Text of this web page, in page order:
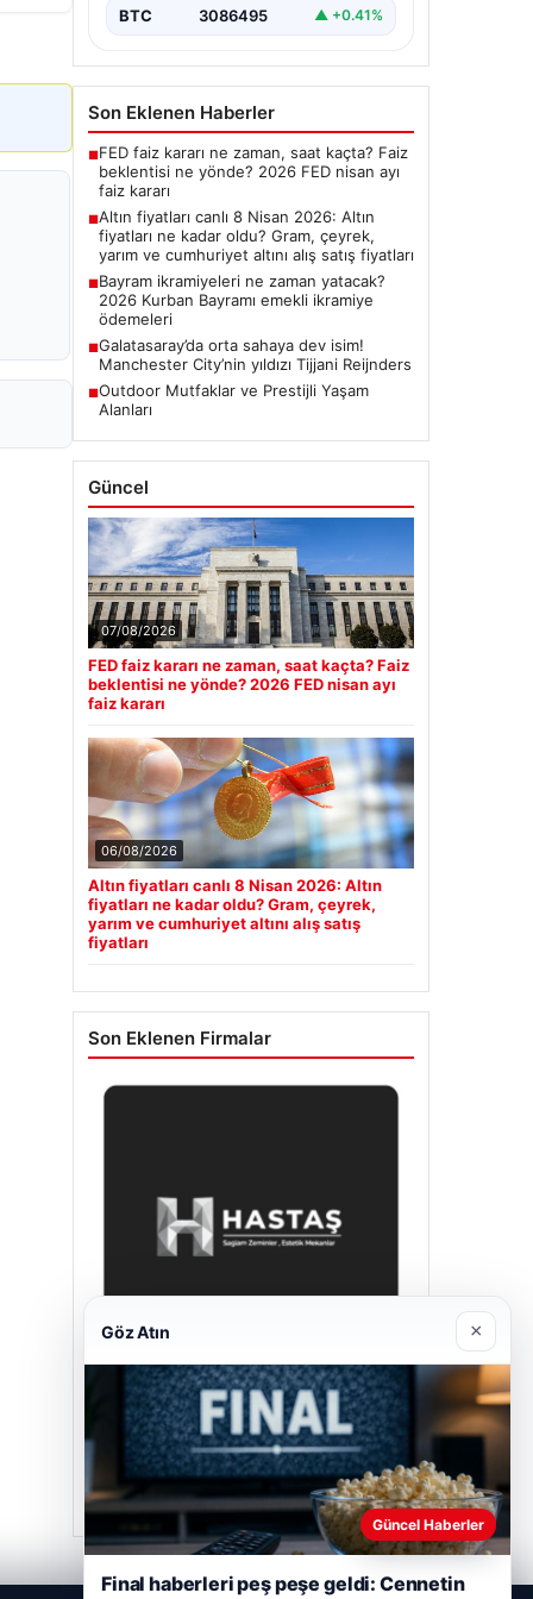
BTC 3086495 ▲ +0.41%
Son Eklenen Haberler
■FED faiz kararı ne zaman, saat kaçta? Faiz
beklentisi ne yönde? 2026 FED nisan ayı
faiz kararı
■Altın fiyatları canlı 8 Nisan 2026: Altın
fiyatları ne kadar oldu? Gram, çeyrek,
yarım ve cumhuriyet altını alış satış fiyatları
■Bayram ikramiyeleri ne zaman yatacak?
2026 Kurban Bayramı emekli ikramiye
ödemeleri
■Galatasaray’da orta sahaya dev isim!
Manchester City’nin yıldızı Tijjani Reijnders
■Outdoor Mutfaklar ve Prestijli Yaşam
Alanları
Güncel
07/08/2026
FED faiz kararı ne zaman, saat kaçta? Faiz
beklentisi ne yönde? 2026 FED nisan ayı
faiz kararı
06/08/2026
Altın fiyatları canlı 8 Nisan 2026: Altın
fiyatları ne kadar oldu? Gram, çeyrek,
yarım ve cumhuriyet altını alış satış
fiyatları
Son Eklenen Firmalar
Hastaş Beton
26/05/2026
Göz Atın ×
Güncel Haberler
Final haberleri peş peşe geldi: Cennetin